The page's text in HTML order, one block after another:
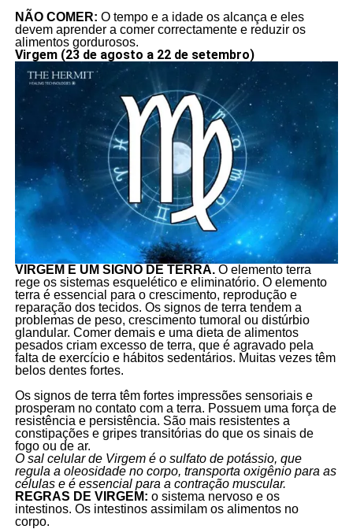
NÃO COMER: O tempo e a idade os alcança e eles
devem aprender a comer correctamente e reduzir os
alimentos gordurosos.
Virgem (23 de agosto a 22 de setembro)
VIRGEM É UM SIGNO DE TERRA.O elemento terra
rege os sistemas esquelético e eliminatório. O elemento
terra é essencial para o crescimento, reprodução e
reparação dos tecidos. Os signos de terra tendem a
problemas de peso, crescimento tumoral ou distúrbio
glandular. Comer demais e uma dieta de alimentos
pesados criam excesso de terra, que é agravado pela
falta de exercício e hábitos sedentários. Muitas vezes têm
belos dentes fortes.
Os signos de terra têm fortes impressões sensoriais e
prosperam no contato com a terra. Possuem uma força de
resistência e persistência. São mais resistentes a
constipações e gripes transitórias do que os sinais de
fogo ou de ar.
O sal celular de Virgem é o sulfato de potássio, que
regula a oleosidade no corpo, transporta oxigênio para as
células e é essencial para a contração muscular.
REGRAS DE VIRGEM: o sistema nervoso e os
intestinos. Os intestinos assimilam os alimentos no
corpo.